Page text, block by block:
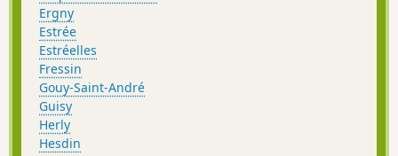
Ergny
Estrée
Estréelles
Fressin
Gouy-Saint-André
Guisy
Herly
Hesdin